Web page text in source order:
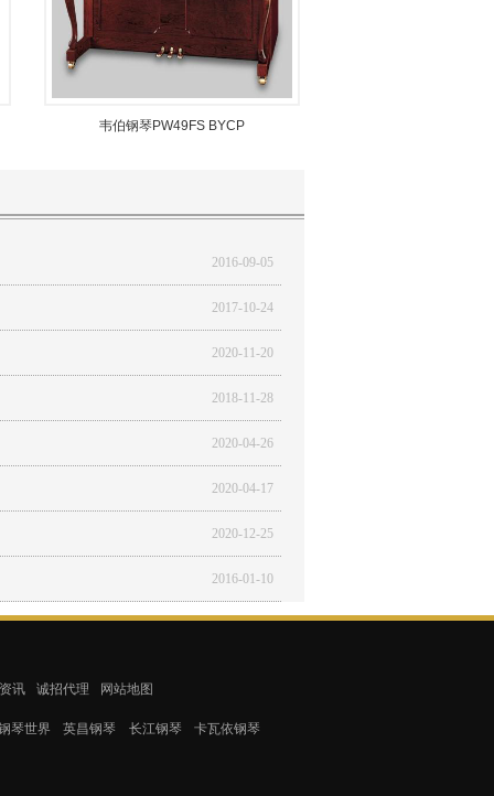
韦伯钢琴PW49FS BYCP
2016-09-05
2017-10-24
2020-11-20
2018-11-28
2020-04-26
2020-04-17
2020-12-25
2016-01-10
讯 诚招代理 网站地图
琴世界 英昌钢琴 长江钢琴 卡瓦依钢琴